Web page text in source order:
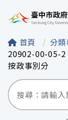
臺中
首頁 分
20902-00-05-2
按政事別分